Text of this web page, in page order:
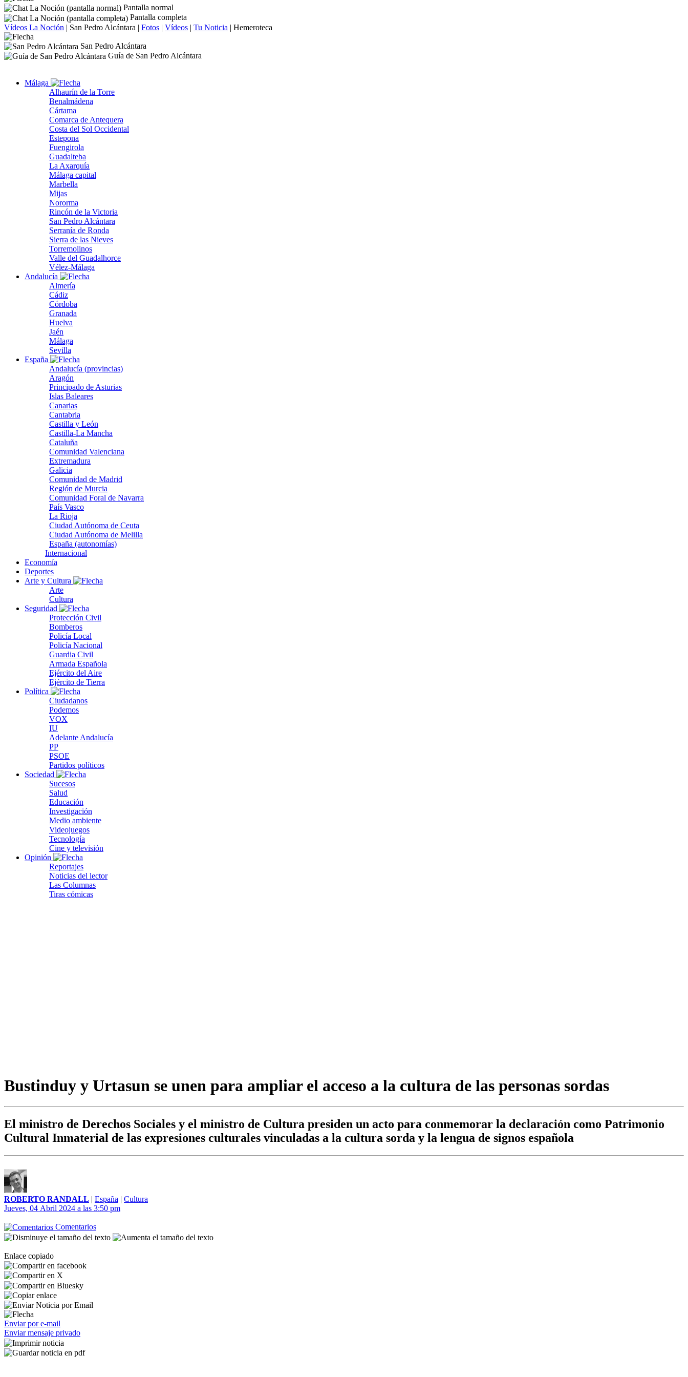
Pantalla normal
Pantalla completa
Vídeos La Noción | San Pedro Alcántara | Fotos | Vídeos | Tu Noticia | Hemeroteca
San Pedro Alcántara
Guía de San Pedro Alcántara
Málaga
Alhaurín de la Torre
Benalmádena
Cártama
Comarca de Antequera
Costa del Sol Occidental
Estepona
Fuengirola
Guadalteba
La Axarquía
Málaga capital
Marbella
Mijas
Nororma
Rincón de la Victoria
San Pedro Alcántara
Serranía de Ronda
Sierra de las Nieves
Torremolinos
Valle del Guadalhorce
Vélez-Málaga
Andalucía
Almería
Cádiz
Córdoba
Granada
Huelva
Jaén
Málaga
Sevilla
España
Andalucía (provincias)
Aragón
Principado de Asturias
Islas Baleares
Canarias
Cantabria
Castilla y León
Castilla-La Mancha
Cataluña
Comunidad Valenciana
Extremadura
Galicia
Comunidad de Madrid
Región de Murcia
Comunidad Foral de Navarra
País Vasco
La Rioja
Ciudad Autónoma de Ceuta
Ciudad Autónoma de Melilla
España (autonomías)
Internacional
Economía
Deportes
Arte y Cultura
Arte
Cultura
Seguridad
Protección Civil
Bomberos
Policía Local
Policía Nacional
Guardia Civil
Armada Española
Ejército del Aire
Ejército de Tierra
Política
Ciudadanos
Podemos
VOX
IU
Adelante Andalucía
PP
PSOE
Partidos políticos
Sociedad
Sucesos
Salud
Educación
Investigación
Medio ambiente
Videojuegos
Tecnología
Cine y televisión
Opinión
Reportajes
Noticias del lector
Las Columnas
Tiras cómicas
Bustinduy y Urtasun se unen para ampliar el acceso a la cultura de las personas sordas
El ministro de Derechos Sociales y el ministro de Cultura presiden un acto para conmemorar la declaración como Patrimonio
Cultural Inmaterial de las expresiones culturales vinculadas a la cultura sorda y la lengua de signos española
ROBERTO RANDALL | España | Cultura
Jueves, 04 Abril 2024 a las 3:50 pm
Comentarios
Enlace copiado
Enviar por e-mail
Enviar mensaje privado